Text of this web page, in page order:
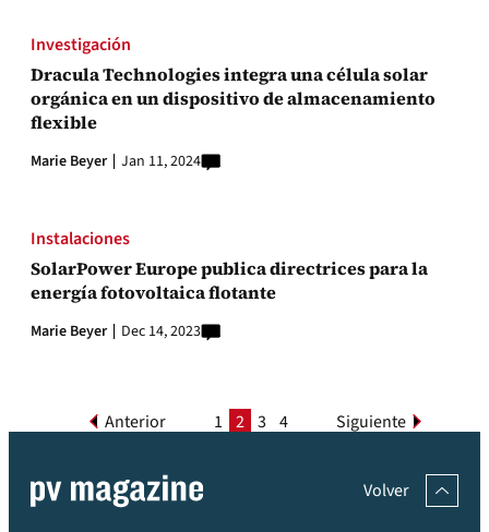
Investigación
Dracula Technologies integra una célula solar
orgánica en un dispositivo de almacenamiento
flexible
Marie Beyer Jan 11, 2024
Instalaciones
SolarPower Europe publica directrices para la
energía fotovoltaica flotante
Marie Beyer Dec 14, 2023
Anterior 1 2 3 4 Siguiente
Volver